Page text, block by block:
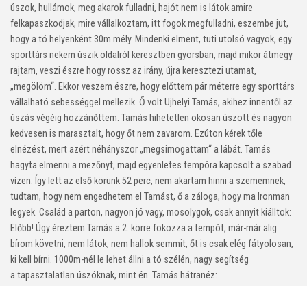
úszok, hullámok, meg akarok fulladni, hajót nem is látok amire
felkapaszkodjak, mire vállalkoztam, itt fogok megfulladni, eszembe jut,
hogy a tó helyenként 30m mély. Mindenki elment, tuti utolsó vagyok, egy
sporttárs nekem úszik oldalról keresztben gyorsban, majd mikor átmegy
rajtam, veszi észre hogy rossz az irány, újra keresztezi utamat,
„megölöm“. Ekkor veszem észre, hogy előttem pár méterre egy sporttárs
vállalható sebességgel mellezik. Ő volt Ujhelyi Tamás, akihez innentől az
úszás végéig hozzánőttem. Tamás hihetetlen okosan úszott és nagyon
kedvesen is marasztalt, hogy őt nem zavarom. Ezúton kérek tőle
elnézést, mert azért néhányszor „megsimogattam“ a lábát. Tamás
hagyta elmenni a mezőnyt, majd egyenletes tempóra kapcsolt a szabad
vízen. Így lett az első körünk 52 perc, nem akartam hinni a szememnek,
tudtam, hogy nem engedhetem el Tamást, ő a záloga, hogy ma Ironman
legyek. Család a parton, nagyon jó vagy, mosolygok, csak annyit kiálltok:
Előbb! Úgy éreztem Tamás a 2. körre fokozza a tempót, már-már alig
bírom követni, nem látok, nem hallok semmit, őt is csak elég fátyolosan,
ki kell bírni. 1000m-nél le lehet állni a tó szélén, nagy segítség
a tapasztalatlan úszóknak, mint én. Tamás hátranéz: